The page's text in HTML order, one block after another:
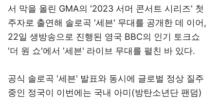
서 막을 올린 GMA의 '2023 서머 콘서트 시리즈' 첫
주자로 출연해 솔로곡 '세븐' 무대를 공개한 데 이어,
22일 생방송으로 진행된 영국 BBC의 인기 토크쇼
'더 원 쇼'에서 '세븐' 라이브 무대를 펼친 바 있다.
공식 솔로곡 '세븐' 발표와 동시에 글로벌 정상 질주
중인 정국이 이번에는 국내 아미(방탄소년단 팬덤)